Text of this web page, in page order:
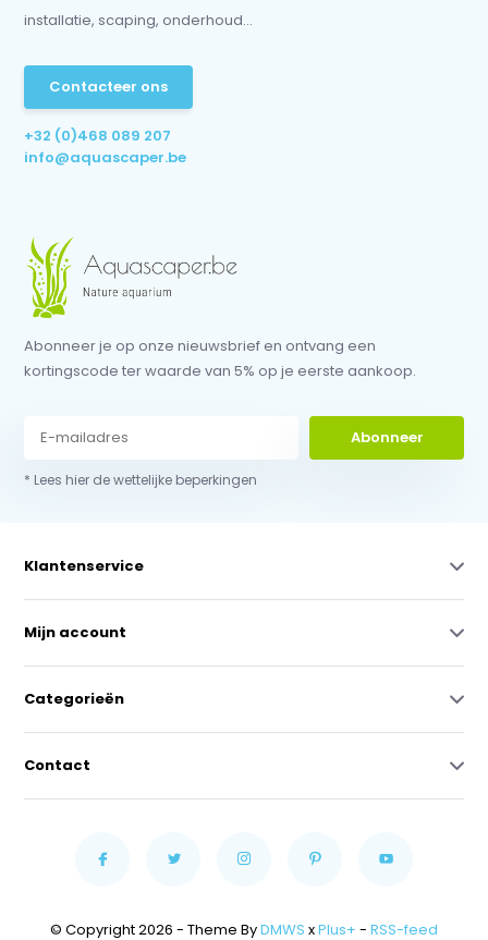
installatie, scaping, onderhoud...
Contacteer ons
+32 (0)468 089 207
info@aquascaper.be
Abonneer je op onze nieuwsbrief en ontvang een
kortingscode ter waarde van 5% op je eerste aankoop.
Abonneer
* Lees hier de wettelijke beperkingen
Klantenservice
Mijn account
Categorieën
Contact
© Copyright 2026 - Theme ByDMWS xPlus+ - RSS-feed